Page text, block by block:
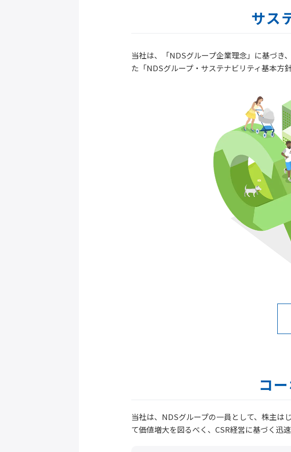
サス
当社は、「NDSグループ企業理念」に基づき
た「NDSグループ・サステナビリティ基本方
コ
当社は、NDSグループの一員として、株主は
て価値増大を図るべく、CSR経営に基づく迅